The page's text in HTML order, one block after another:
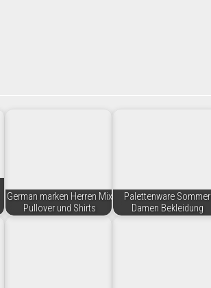
German marken Herren Mix
Pullover und Shirts
Palettenware Sommer
Damen Bekleidung